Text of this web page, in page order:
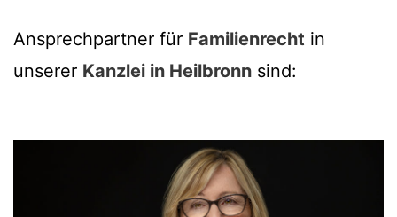
Ansprechpartner für Familienrecht in
unserer Kanzlei in Heilbronn sind: